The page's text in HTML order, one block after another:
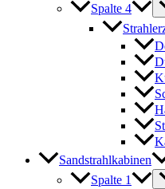
Spalte 4
Sandstrahlkabinen
Spalte 1